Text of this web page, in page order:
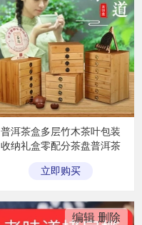
普洱茶盒多层竹木茶叶包装
收纳礼盒零配分茶盘普洱茶
立即购买
立即购买编辑 删除